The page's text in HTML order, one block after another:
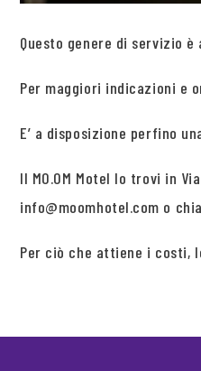
Questo genere di servizio
Per maggiori indicazioni e
E’ a disposizione perfino
Il MO.OM Motel lo trovi in
info@moomhotel.com o
Per ciò che attiene i costi,